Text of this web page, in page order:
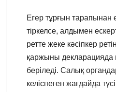
Егер тұрғын тарапынан
тіркелсе, алдымен
ретте жеке кәсіпкер
қаржыны декларацияда
беріледі. Салық
келіспеген жағдайда